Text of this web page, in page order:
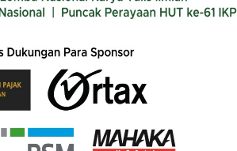
Timur II Agus Saptomo
adalah implementasi
melakukan pemungutan